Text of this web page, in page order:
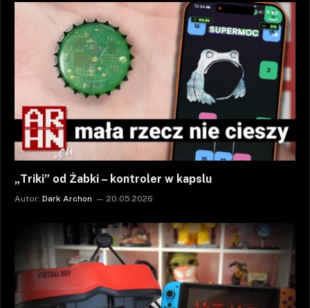
„Triki” od Żabki – kontroler w kapslu
Autor: Dark Archon 20.05.2026